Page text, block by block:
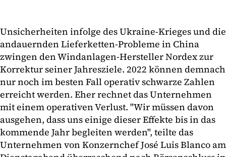
Unsicherheiten infolge des Ukraine-Krieges und die
andauernden Lieferketten-Probleme in China
zwingen den Windanlagen-Hersteller Nordex zur
Korrektur seiner Jahresziele. 2022 können demnach
nur noch im besten Fall operativ schwarze Zahlen
erreicht werden. Eher rechnet das Unternehmen
mit einem operativen Verlust. "Wir müssen davon
ausgehen, dass uns einige dieser Effekte bis in das
kommende Jahr begleiten werden", teilte das
Unternehmen von Konzernchef José Luis Blanco am